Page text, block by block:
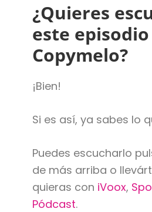
¿Quieres
este
Copymelo?
¡Bien!
Si es así, ya sabes lo
Puedes escucharlo
de más arriba o
quieras con iVoox,
Pódcast.